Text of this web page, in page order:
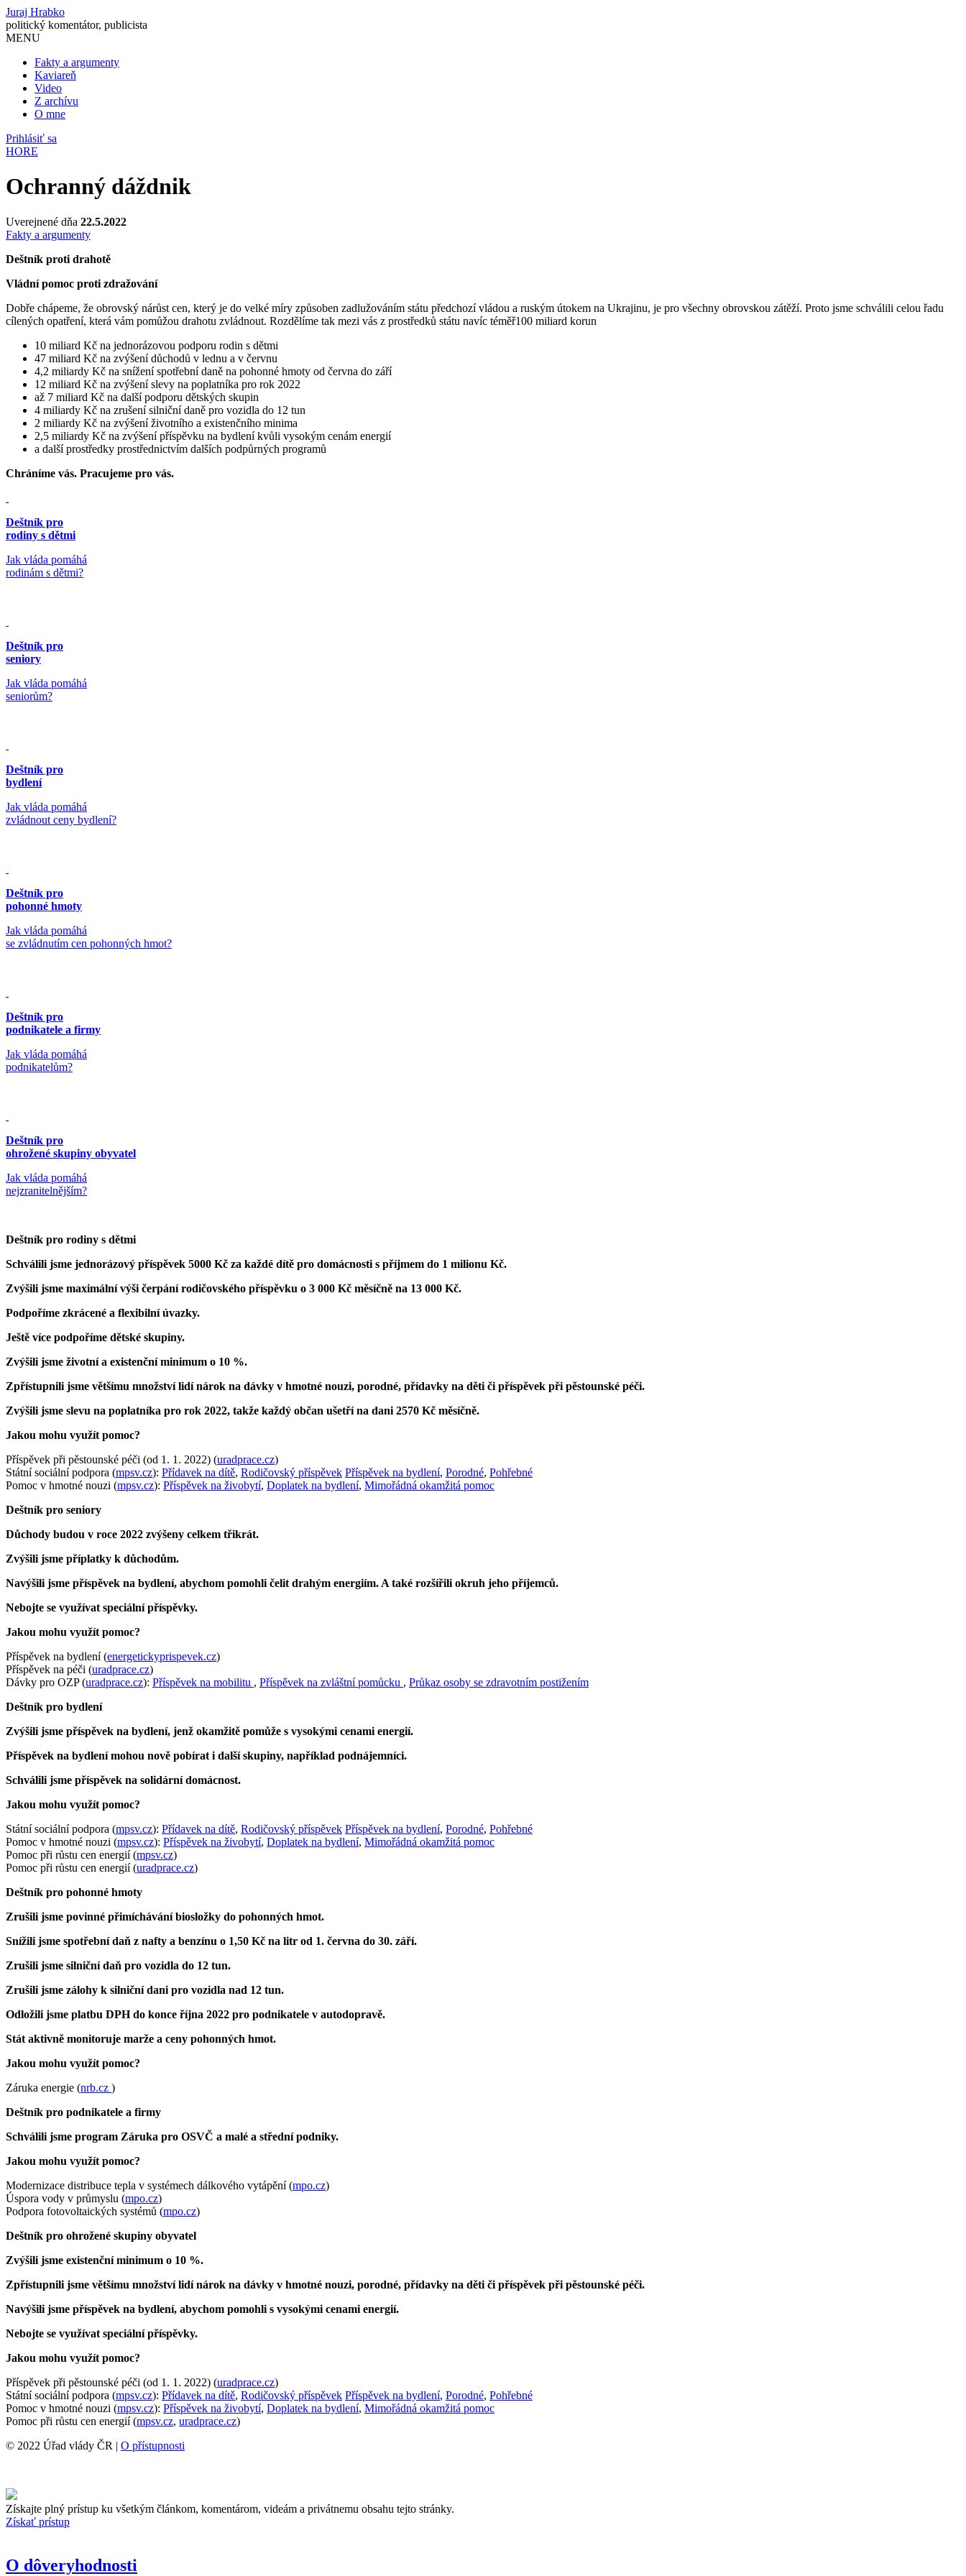
Juraj Hrabko
politický komentátor, publicista
MENU
Fakty a argumenty
Kaviareň
Video
Z archívu
O mne
Prihlásiť sa
HORE
Ochranný dáždnik
Uverejnené dňa 22.5.2022
Fakty a argumenty
Deštník proti drahotě
Vládní pomoc proti zdražování
Dobře chápeme, že obrovský nárůst cen, který je do velké míry způsoben zadlužováním státu předchozí vládou a ruským útokem na Ukrajinu, je pro všechny obrovskou zátěží. Proto jsme schválili celou řadu
cílených opatření, která vám pomůžou drahotu zvládnout. Rozdělíme tak mezi vás z prostředků státu navíc téměř100 miliard korun
10 miliard Kč na jednorázovou podporu rodin s dětmi
47 miliard Kč na zvýšení důchodů v lednu a v červnu
4,2 miliardy Kč na snížení spotřební daně na pohonné hmoty od června do září
12 miliard Kč na zvýšení slevy na poplatníka pro rok 2022
až 7 miliard Kč na další podporu dětských skupin
4 miliardy Kč na zrušení silniční daně pro vozidla do 12 tun
2 miliardy Kč na zvýšení životního a existenčního minima
2,5 miliardy Kč na zvýšení příspěvku na bydlení kvůli vysokým cenám energií
a další prostředky prostřednictvím dalších podpůrných programů
Chráníme vás. Pracujeme pro vás.
Deštník pro
rodiny s dětmi
Jak vláda pomáhá
rodinám s dětmi?
Deštník pro
seniory
Jak vláda pomáhá
seniorům?
Deštník pro
bydlení
Jak vláda pomáhá
zvládnout ceny bydlení?
Deštník pro
pohonné hmoty
Jak vláda pomáhá
se zvládnutím cen pohonných hmot?
Deštník pro
podnikatele a firmy
Jak vláda pomáhá
podnikatelům?
Deštník pro
ohrožené skupiny obyvatel
Jak vláda pomáhá
nejzranitelnějším?
Deštník pro rodiny s dětmi
Schválili jsme jednorázový příspěvek 5000 Kč za každé dítě pro domácnosti s příjmem do 1 milionu Kč.
Zvýšili jsme maximální výši čerpání rodičovského příspěvku o 3 000 Kč měsíčně na 13 000 Kč.
Podpoříme zkrácené a flexibilní úvazky.
Ještě více podpoříme dětské skupiny.
Zvýšili jsme životní a existenční minimum o 10 %.
Zpřístupnili jsme většímu množství lidí nárok na dávky v hmotné nouzi, porodné, přídavky na děti či příspěvek při pěstounské péči.
Zvýšili jsme slevu na poplatníka pro rok 2022, takže každý občan ušetří na dani 2570 Kč měsíčně.
Jakou mohu využít pomoc?
Příspěvek při pěstounské péči (od 1. 1. 2022) (uradprace.cz)
Státní sociální podpora (mpsv.cz): Přídavek na dítě, Rodičovský příspěvek Příspěvek na bydlení, Porodné, Pohřebné
Pomoc v hmotné nouzi (mpsv.cz): Příspěvek na živobytí, Doplatek na bydlení, Mimořádná okamžitá pomoc
Deštník pro seniory
Důchody budou v roce 2022 zvýšeny celkem třikrát.
Zvýšili jsme příplatky k důchodům.
Navýšili jsme příspěvek na bydlení, abychom pomohli čelit drahým energiím. A také rozšířili okruh jeho příjemců.
Nebojte se využívat speciální příspěvky.
Jakou mohu využít pomoc?
Příspěvek na bydlení (energetickyprispevek.cz)
Příspěvek na péči (uradprace.cz)
Dávky pro OZP (uradprace.cz): Příspěvek na mobilitu , Příspěvek na zvláštní pomůcku , Průkaz osoby se zdravotním postižením
Deštník pro bydlení
Zvýšili jsme příspěvek na bydlení, jenž okamžitě pomůže s vysokými cenami energií.
Příspěvek na bydlení mohou nově pobírat i další skupiny, například podnájemníci.
Schválili jsme příspěvek na solidární domácnost.
Jakou mohu využít pomoc?
Státní sociální podpora (mpsv.cz): Přídavek na dítě, Rodičovský příspěvek Příspěvek na bydlení, Porodné, Pohřebné
Pomoc v hmotné nouzi (mpsv.cz): Příspěvek na živobytí, Doplatek na bydlení, Mimořádná okamžitá pomoc
Pomoc při růstu cen energií (mpsv.cz)
Pomoc při růstu cen energií (uradprace.cz)
Deštník pro pohonné hmoty
Zrušili jsme povinné přimíchávání biosložky do pohonných hmot.
Snížili jsme spotřební daň z nafty a benzínu o 1,50 Kč na litr od 1. června do 30. září.
Zrušili jsme silniční daň pro vozidla do 12 tun.
Zrušili jsme zálohy k silniční dani pro vozidla nad 12 tun.
Odložili jsme platbu DPH do konce října 2022 pro podnikatele v autodopravě.
Stát aktivně monitoruje marže a ceny pohonných hmot.
Jakou mohu využít pomoc?
Záruka energie (nrb.cz )
Deštník pro podnikatele a firmy
Schválili jsme program Záruka pro OSVČ a malé a střední podniky.
Jakou mohu využít pomoc?
Modernizace distribuce tepla v systémech dálkového vytápění (mpo.cz)
Úspora vody v průmyslu (mpo.cz)
Podpora fotovoltaických systémů (mpo.cz)
Deštník pro ohrožené skupiny obyvatel
Zvýšili jsme existenční minimum o 10 %.
Zpřístupnili jsme většímu množství lidí nárok na dávky v hmotné nouzi, porodné, přídavky na děti či příspěvek při pěstounské péči.
Navýšili jsme příspěvek na bydlení, abychom pomohli s vysokými cenami energií.
Nebojte se využívat speciální příspěvky.
Jakou mohu využít pomoc?
Příspěvek při pěstounské péči (od 1. 1. 2022) (uradprace.cz)
Státní sociální podpora (mpsv.cz): Přídavek na dítě, Rodičovský příspěvek Příspěvek na bydlení, Porodné, Pohřebné
Pomoc v hmotné nouzi (mpsv.cz): Příspěvek na živobytí, Doplatek na bydlení, Mimořádná okamžitá pomoc
Pomoc při růstu cen energií (mpsv.cz, uradprace.cz)
© 2022 Úřad vlády ČR | O přístupnosti
Získajte plný prístup ku všetkým článkom, komentárom, videám a privátnemu obsahu tejto stránky.
Získať prístup
O dôveryhodnosti